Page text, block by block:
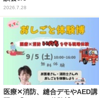
2026.7.28
医療✕消防、縫合デモやAED講